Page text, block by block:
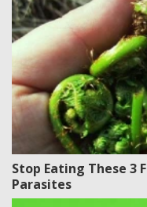
Stop Eating These 3
Parasites